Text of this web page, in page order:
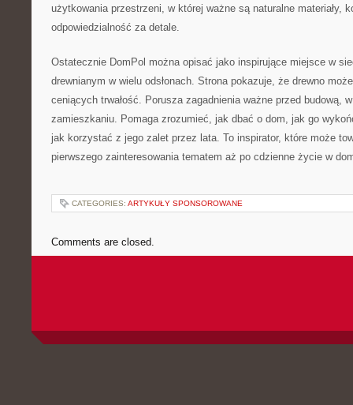
użytkowania przestrzeni, w której ważne są naturalne materiały,
odpowiedzialność za detale.
Ostatecznie DomPol można opisać jako inspirujące miejsce w
drewnianym w wielu odsłonach. Strona pokazuje, że drewno
ceniących trwałość. Porusza zagadnienia ważne przed budową,
zamieszkaniu. Pomaga zrozumieć, jak dbać o dom, jak go
jak korzystać z jego zalet przez lata. To inspirator, które może
pierwszego zainteresowania tematem aż po cdzienne życie w
CATEGORIES: ARTYKUŁY SPONSOROWANE
Comments are closed.